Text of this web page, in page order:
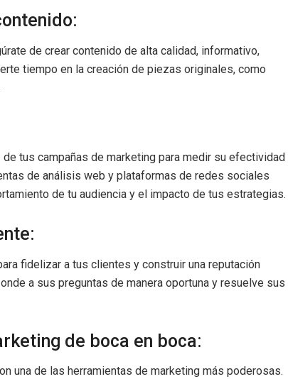
de crear contenido de alta calidad, informativo,
tiempo en la creación de piezas originales, como
tus campañas de marketing para medir su efectividad
de análisis web y plataformas de redes sociales
de tu audiencia y el impacto de tus estrategias.
fidelizar a tus clientes y construir una reputación
a sus preguntas de manera oportuna y resuelve sus
de boca en boca:
una de las herramientas de marketing más poderosas.